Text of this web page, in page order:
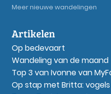
Meer nieuwe wandelingen
Artikelen
Op bedevaart
Wandeling van de maand
Top 3 van Ivonne van
Op stap met Britta: vogels